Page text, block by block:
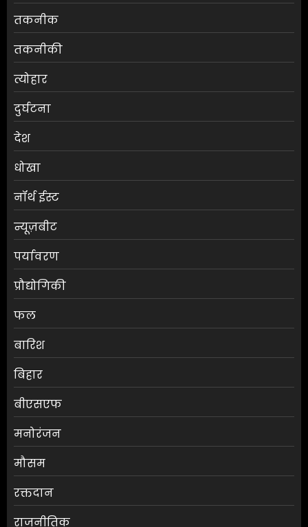
तकनीक
तकनीकी
त्योहार
दुर्घटना
देश
धोखा
नॉर्थ ईस्ट
न्यूज़बीट
पर्यावरण
प्रौद्योगिकी
फल
बारिश
बिहार
बीएसएफ
मनोरंजन
मौसम
रक्तदान
राजनीतिक
अनुमान बढ़ाकर 6.7% किया